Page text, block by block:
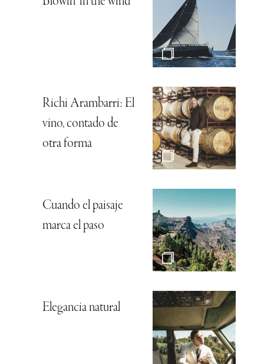
Richi Arambarri: El
vino, contado de
otra forma
Cuando el paisaje
marca el paso
Elegancia natural